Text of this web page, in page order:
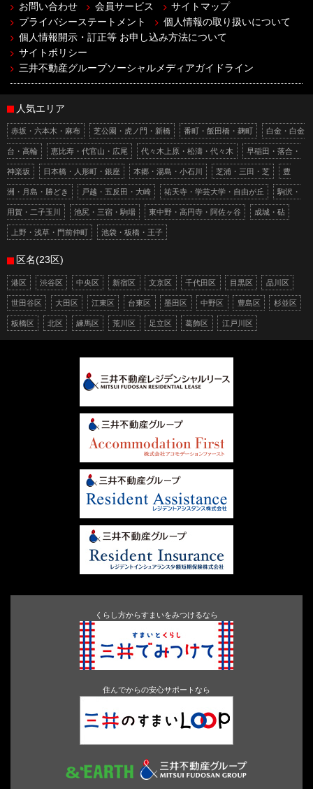
お問い合わせ 会員サービス
サイトマップ
プライバシーステートメント
個人情報の取り扱いについて
個人情報開示・訂正等 お申し込み方法について
サイトポリシー
三井不動産グループソーシャルメディアガイドライン
人気エリア
赤坂・六本木・麻布 芝公園・虎ノ門・新橋 番町・飯田橋・麹町 白金・白金
台・高輪 恵比寿・代官山・広尾 代々木上原・松濤・代々木 早稲田・落合・
神楽坂 日本橋・人形町・銀座 本郷・湯島・小石川 芝浦・三田・芝 豊
洲・月島・勝どき 戸越・五反田・大崎 祐天寺・学芸大学・自由が丘 駒沢・
用賀・二子玉川 池尻・三宿・駒場 東中野・高円寺・阿佐ヶ谷 成城・砧
上野・浅草・門前仲町 池袋・板橋・王子
区名(23区)
港区 渋谷区 中央区 新宿区 文京区 千代田区 目黒区 品川区
世田谷区 大田区 江東区 台東区 墨田区 中野区 豊島区 杉並区
板橋区 北区 練馬区 荒川区 足立区 葛飾区 江戸川区
くらし方からすまいをみつけるなら
住んでからの安心サポートなら